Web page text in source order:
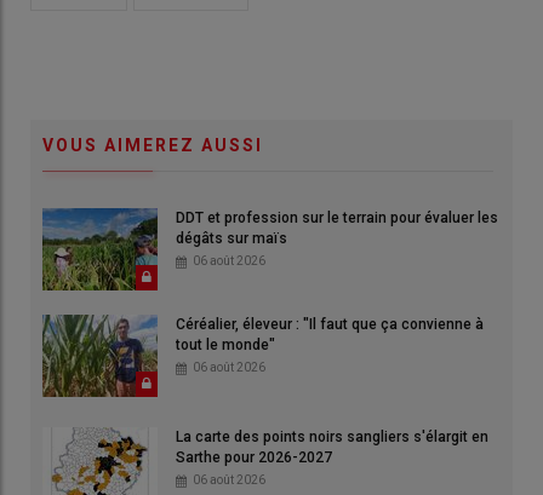
VOUS AIMEREZ AUSSI
DDT et profession sur le terrain pour évaluer les
dégâts sur maïs
06 août 2026
Céréalier, éleveur : "Il faut que ça convienne à
tout le monde"
06 août 2026
La carte des points noirs sangliers s'élargit en
Sarthe pour 2026-2027
06 août 2026